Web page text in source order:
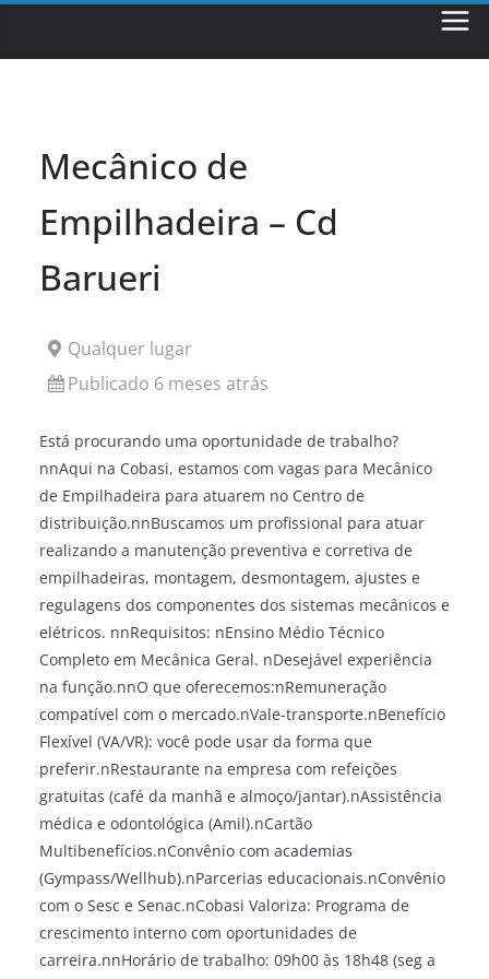
Mecânico de
Empilhadeira – Cd
Barueri
Qualquer lugar
Publicado 6 meses atrás
Está procurando uma oportunidade de trabalho?
nnAqui na Cobasi, estamos com vagas para Mecânico
de Empilhadeira para atuarem no Centro de
distribuição.nnBuscamos um profissional para atuar
realizando a manutenção preventiva e corretiva de
empilhadeiras, montagem, desmontagem, ajustes e
regulagens dos componentes dos sistemas mecânicos e
elétricos. nnRequisitos: nEnsino Médio Técnico
Completo em Mecânica Geral. nDesejável experiência
na função.nnO que oferecemos:nRemuneração
compatível com o mercado.nVale-transporte.nBenefício
Flexível (VA/VR): você pode usar da forma que
preferir.nRestaurante na empresa com refeições
gratuitas (café da manhã e almoço/jantar).nAssistência
médica e odontológica (Amil).nCartão
Multibenefícios.nConvênio com academias
(Gympass/Wellhub).nParcerias educacionais.nConvênio
com o Sesc e Senac.nCobasi Valoriza: Programa de
crescimento interno com oportunidades de
carreira.nnHorário de trabalho: 09h00 às 18h48 (seg a